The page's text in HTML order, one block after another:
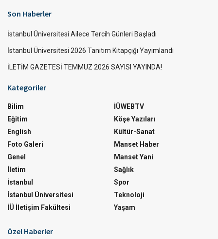
Son Haberler
İstanbul Üniversitesi Ailece Tercih Günleri Başladı
İstanbul Üniversitesi 2026 Tanıtım Kitapçığı Yayımlandı
İLETİM GAZETESİ TEMMUZ 2026 SAYISI YAYINDA!
Kategoriler
Bilim
Eğitim
English
Foto Galeri
Genel
İletim
İstanbul
İstanbul Üniversitesi
İÜ İletişim Fakültesi
İÜWEBTV
Köşe Yazıları
Kültür-Sanat
Manset Haber
Manset Yani
Sağlık
Spor
Teknoloji
Yaşam
Özel Haberler